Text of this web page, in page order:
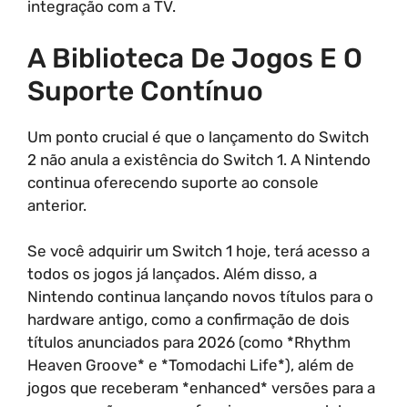
integração com a TV.
A Biblioteca De Jogos E O
Suporte Contínuo
Um ponto crucial é que o lançamento do Switch
2 não anula a existência do Switch 1. A Nintendo
continua oferecendo suporte ao console
anterior.
Se você adquirir um Switch 1 hoje, terá acesso a
todos os jogos já lançados. Além disso, a
Nintendo continua lançando novos títulos para o
hardware antigo, como a confirmação de dois
títulos anunciados para 2026 (como *Rhythm
Heaven Groove* e *Tomodachi Life*), além de
jogos que receberam *enhanced* versões para a